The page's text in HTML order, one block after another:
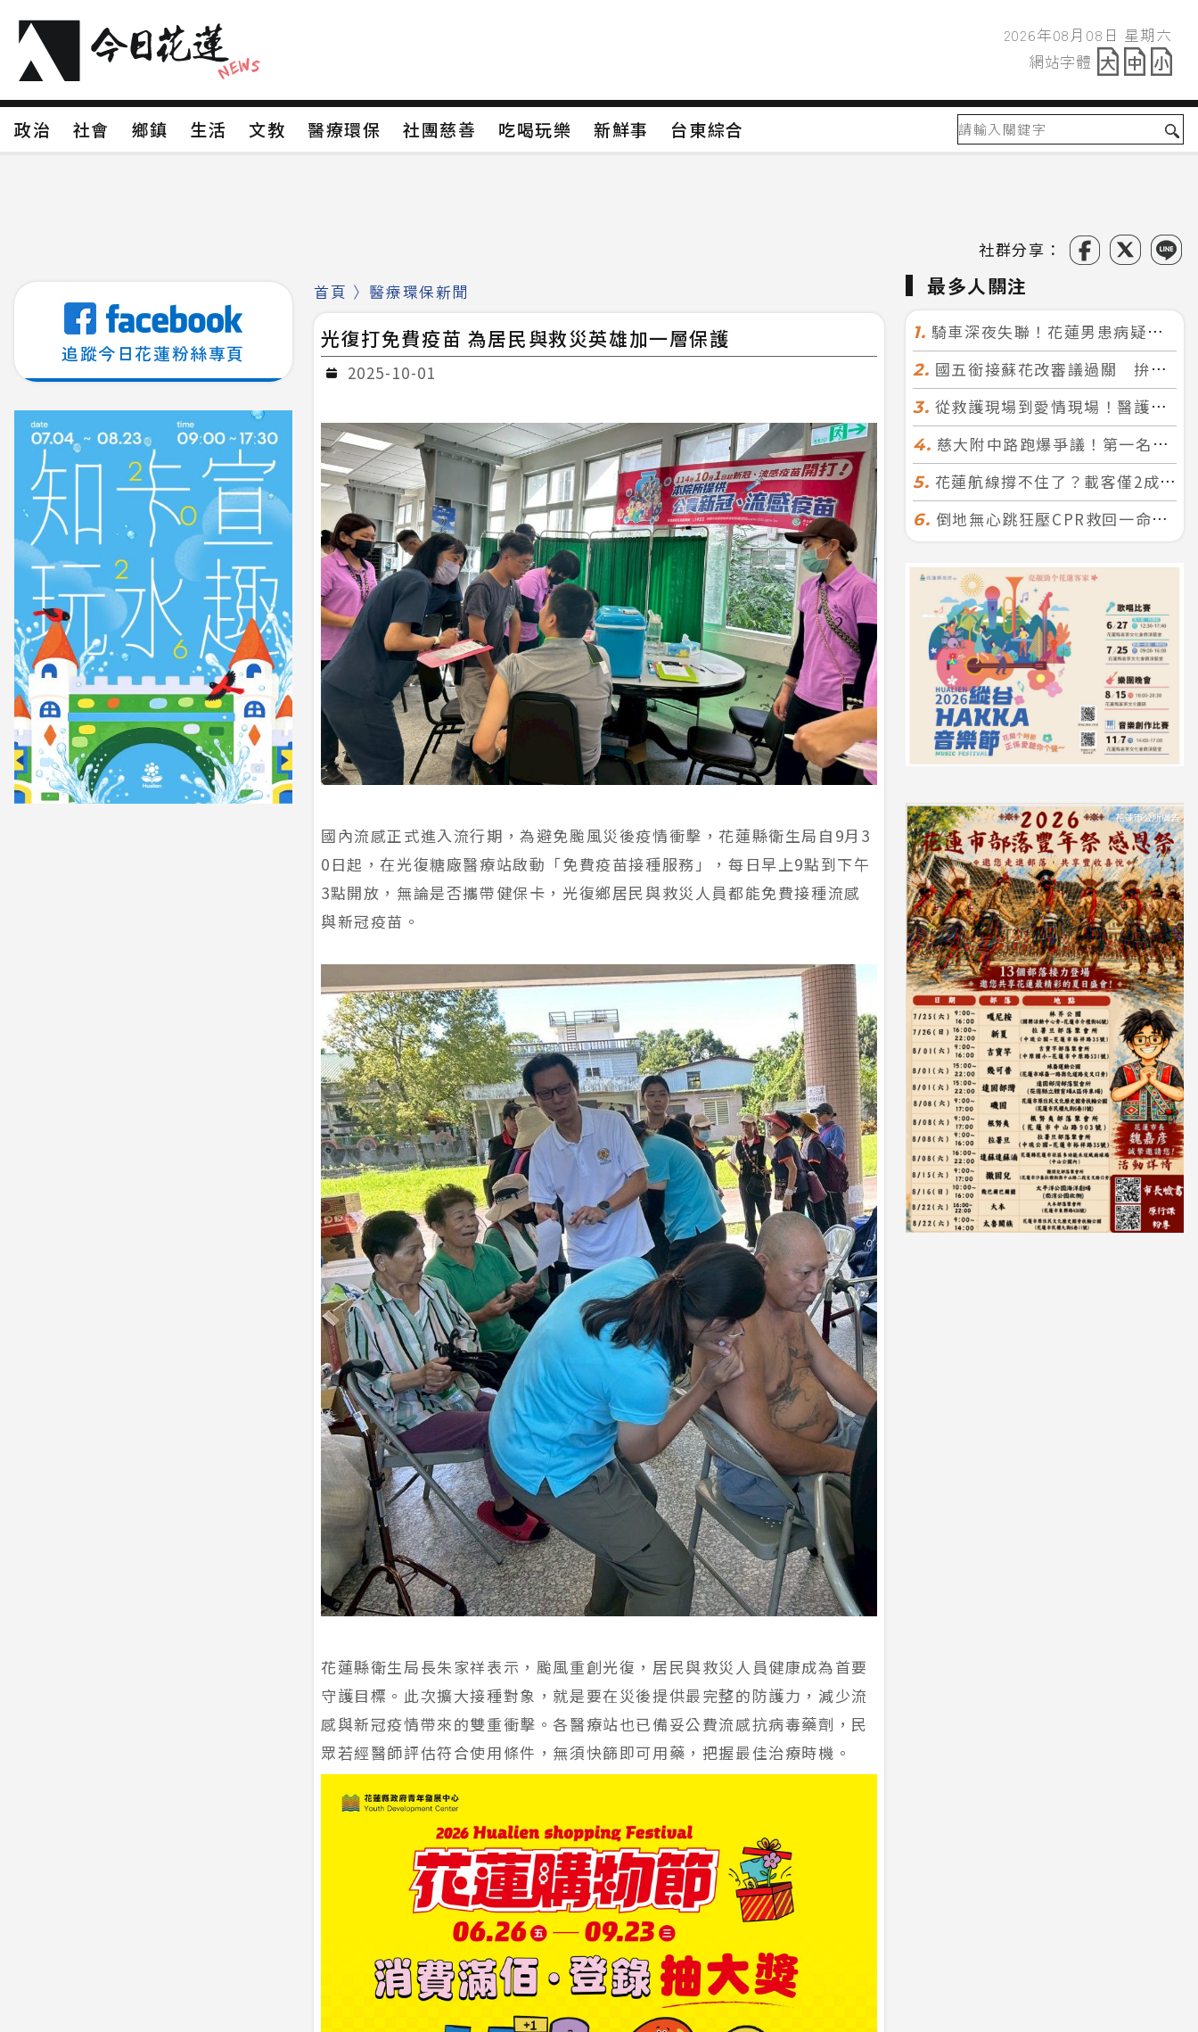
2026年08月08日
網站字體
政治 社會 鄉鎮 生活 文教 醫療環保 社團慈善 吃喝玩樂 新鮮事
台東綜合
社群分享：
追蹤今日花蓮粉絲專頁
首頁 〉 醫療環保新聞
光復打免費疫苗 為居民與救災英雄加一層保護
2025-10-01
國內流感正式進入流行期，為避免颱風災後疫情衝擊，花蓮縣衛生局自9月3
0日起，在光復糖廠醫療站啟動「免費疫苗接種服務」，每日早上9點到下午
3點開放，無論是否攜帶健保卡，光復鄉居民與救災人員都能免費接種流感
與新冠疫苗。
花蓮縣衛生局長朱家祥表示，颱風重創光復，居民與救災人員健康成為首要
守護目標。此次擴大接種對象，就是要在災後提供最完整的防護力，減少流
感與新冠疫情帶來的雙重衝擊。各醫療站也已備妥公費流感抗病毒藥劑，民
眾若經醫師評估符合使用條件，無須快篩即可用藥，把握最佳治療時機。
最多人關注
1. 騎車深夜失聯！花蓮男患病疑迷途 警徒步百米急尋救回一命
2. 國五銜接蘇花改審議過關 拚明年七月前開工！台北花蓮2小時生活圈成形
3. 從救護現場到愛情現場！醫護×消防浪漫聯誼 32人配對成功5對
4. 慈大附中路跑爆爭議！第一名遭拔又改並列 家長怒：難以接受
5. 花蓮航線撐不住了？載客僅2成、年虧7000萬 華信喊：真的快飛不下去
6. 倒地無心跳狂壓CPR救回一命！警手傷撕裂仍不放手 竟救到藝人何篤霖哥哥
2026年08月08日 星期六
網站字體
政治 社會 鄉鎮 生活 文教 醫療環保 社團慈善 吃喝玩樂 新鮮事 台東綜合